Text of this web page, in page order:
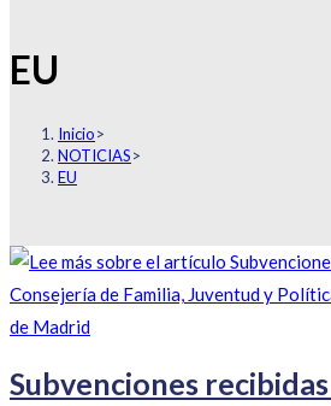
EU
Inicio>
NOTICIAS>
EU
Subvenciones